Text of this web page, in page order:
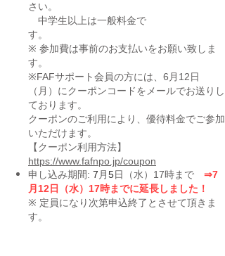
さい。
​ 中学生以上は一般料金で
す。
※ 参加費は事前のお支払いをお願い致しま
す。
※FAFサポート会員の方には、6月12日
（月）にクーポンコードをメールでお送りし
ております。
クーポンのご利用により、優待料金でご参加
いただけます。
【クーポン利用方法】
https://www.fafnpo.jp/coupon
申し込み期間: 7 月5日（水）17時まで ⇒7
月12日（水）17時までに延長しました！
※ 定員になり次第申込終了とさせて頂きま
す。